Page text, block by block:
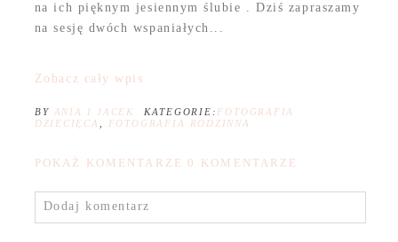
na ich pięknym jesiennym ślubie . Dziś zapraszamy
na sesję dwóch wspaniałych...
Zobacz cały wpis
BY ANIA I JACEK KATEGORIE: FOTOGRAFIA
DZIECIĘCA
FOTOGRAFIA RODZINNA
POKAŻ KOMENTARZE 0 KOMENTARZE
Dodaj komentarz